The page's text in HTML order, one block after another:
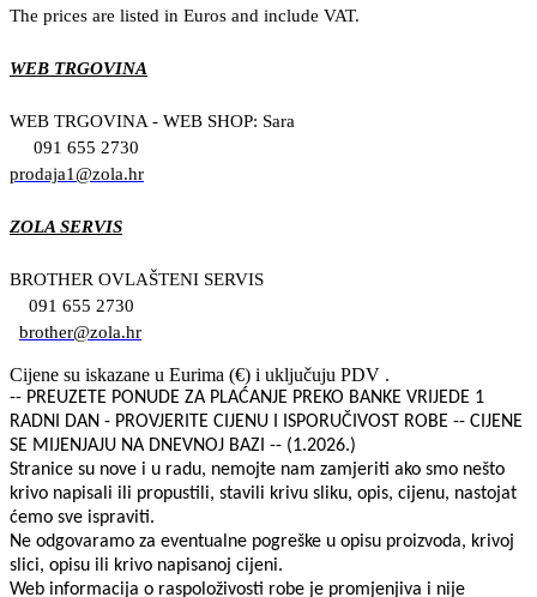
The prices are listed in Euros and include VAT.
WEB TRGOVINA
WEB TRGOVINA - WEB SHOP: Sara
091 655 2730
prodaja1@zola.hr
ZOLA SERVIS
BROTHER OVLAŠTENI SERVIS
091 655 2730
brother@zola.hr
Cijene su iskazane u Eurima (€) i uključuju PDV .
-- PREUZETE PONUDE ZA PLAĆANJE PREKO BANKE VRIJEDE 1
RADNI DAN - PROVJERITE CIJENU I ISPORUČIVOST ROBE -- CIJENE
SE MIJENJAJU NA DNEVNOJ BAZI -- (1.2026.)
Stranice su nove i u radu, nemojte nam zamjeriti ako smo nešto
krivo napisali ili propustili, stavili krivu sliku, opis, cijenu, nastojat
ćemo sve ispraviti.
Ne odgovaramo za eventualne pogreške u opisu proizvoda, krivoj
slici, opisu ili krivo napisanoj cijeni.
Web informacija o raspoloživosti robe je promjenjiva i nije